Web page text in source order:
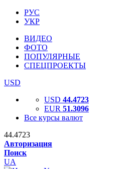
РУС
УКР
ВИДЕО
ФОТО
ПОПУЛЯРНЫЕ
СПЕЦПРОЕКТЫ
USD
USD 44.4723
EUR 51.3096
Все курсы валют
44.4723
Авторизация
Поиск
UA